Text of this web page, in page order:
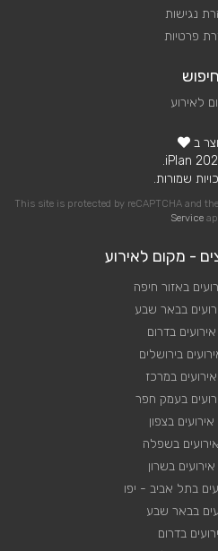
נגישות
פרטיות
חיפוש
לאירוע
ב
שמורות.
This site is protected by reCAPTCHA and
Service
- מקום לאירוע
באזור חיפה
בבאר שבע
בדרום
בירושלים
במרכז
בעמק חפר
בצפון
בשפלה
בשרון
בתל אביב - יפו
בבאר שבע
בדרום